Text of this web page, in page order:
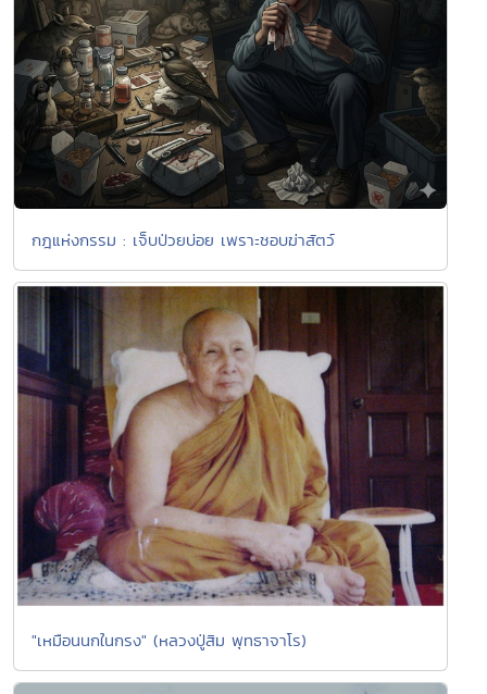
กฎแห่งกรรม : เจ็บป่วยบ่อย เพราะชอบฆ่าสัตว์
"เหมือนนกในกรง" (หลวงปู่สิม พุทธาจาโร)